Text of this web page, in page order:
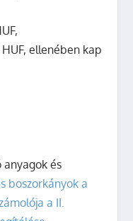
ellenében kap
anyagok és
boszorkányok a
a II.